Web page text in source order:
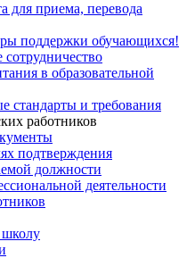
для приема, перевода
поддержки обучающихся!
в образовательной
стандарты и требования
работников
подтверждения
должности
деятельности
школу